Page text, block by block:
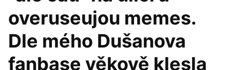
overuseujou memes.
Dle mého Dušanova
fanbase věkově klesla